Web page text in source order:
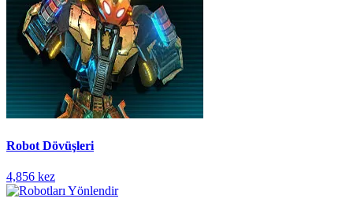
Robot Dövüşleri
4,856 kez